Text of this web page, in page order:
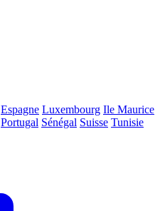
Espagne Luxembourg Ile Maurice
Portugal Sénégal Suisse Tunisie